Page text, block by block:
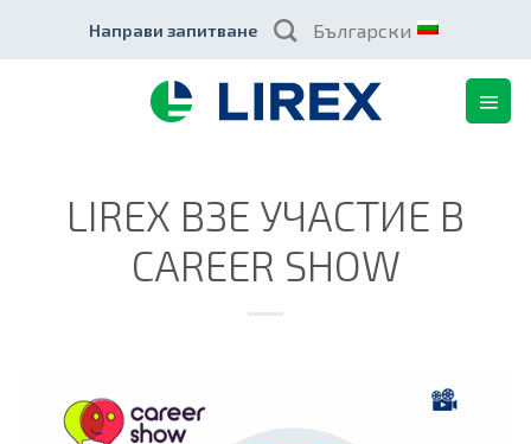
content
Направи запитване Български
LIREX ВЗЕ УЧАСТИЕ В
CAREER SHOW